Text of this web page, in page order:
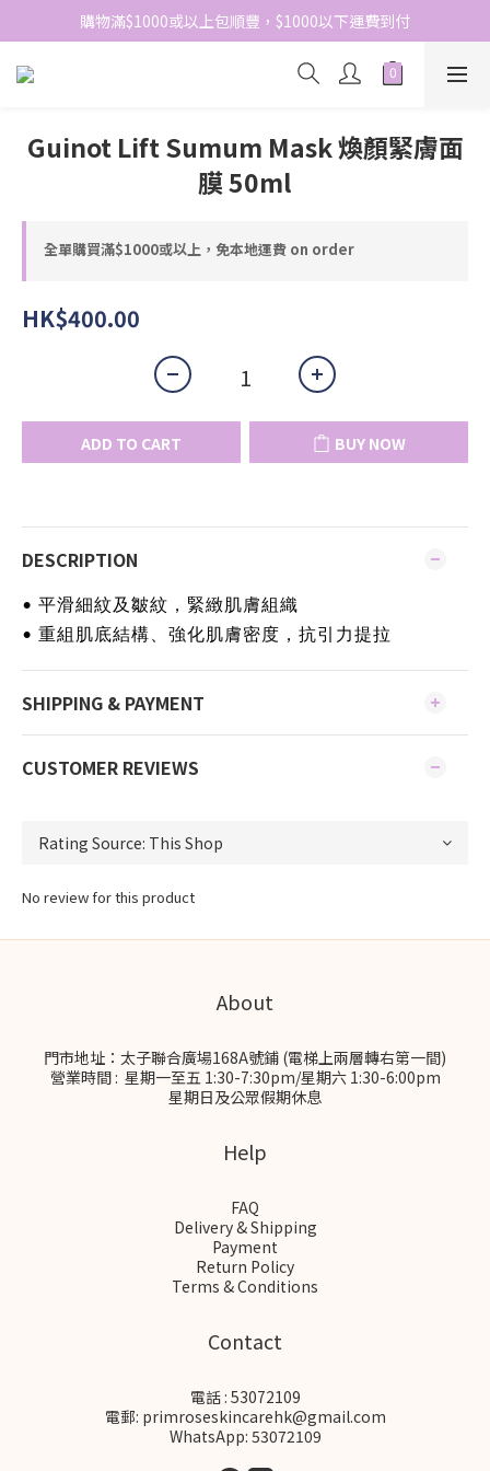
網站免費登記會員，會員優惠價於結帳時自動扣減
購物滿$1000或以上包順豐，$1000以下運費到付
網站免費登記會員，會員優惠價於結帳時自動扣減
Guinot Lift Sumum Mask 煥顏緊膚面
膜 50ml
全單購買滿$1000或以上，免本地運費 on order
HK$400.00
ADD TO CART BUY NOW
DESCRIPTION
• 平滑細紋及皺紋，緊緻肌膚組織
• 重組肌底結構、強化肌膚密度，抗引力提拉
SHIPPING & PAYMENT
CUSTOMER REVIEWS
No review for this product
About
門市地址：太子聯合廣場168A號鋪 (電梯上兩層轉右第一間)
營業時間 : 星期一至五 1:30-7:30pm/星期六 1:30-6:00pm
星期日及公眾假期休息
Help
FAQ
Delivery & Shipping
Payment
Return Policy
Terms & Conditions
Contact
電話 : 53072109
電郵: primroseskincarehk@gmail.com
WhatsApp: 53072109